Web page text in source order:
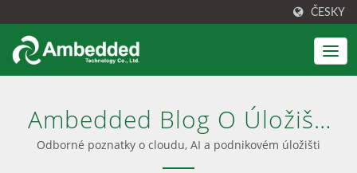
ČESKY
Ambedded Blog O Úložišti
Ceph
Odborné poznatky o cloudu, AI a podnikovém úložišti